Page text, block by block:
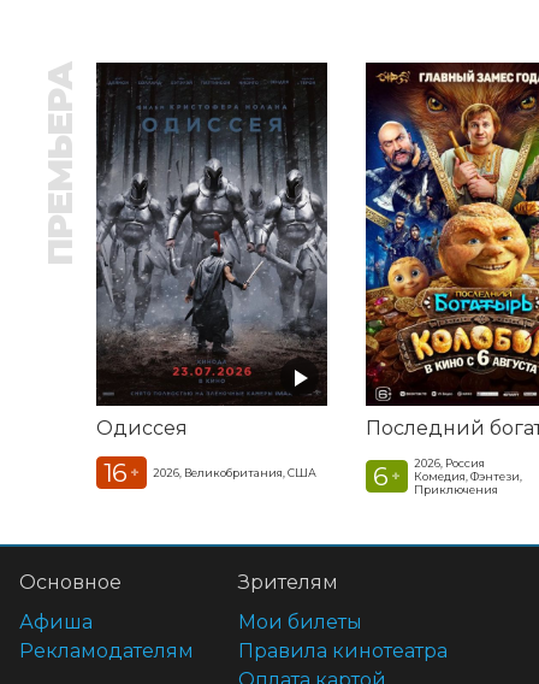
ПРЕМЬЕРА
Одиссея
16 + 2026, Великобритания, США 6 +
2026, Россия
Комедия, Фэнтези,
Приключения
Основное
Афиша
Рекламодателям
Зрителям
Мои билеты
Правила кинотеатра